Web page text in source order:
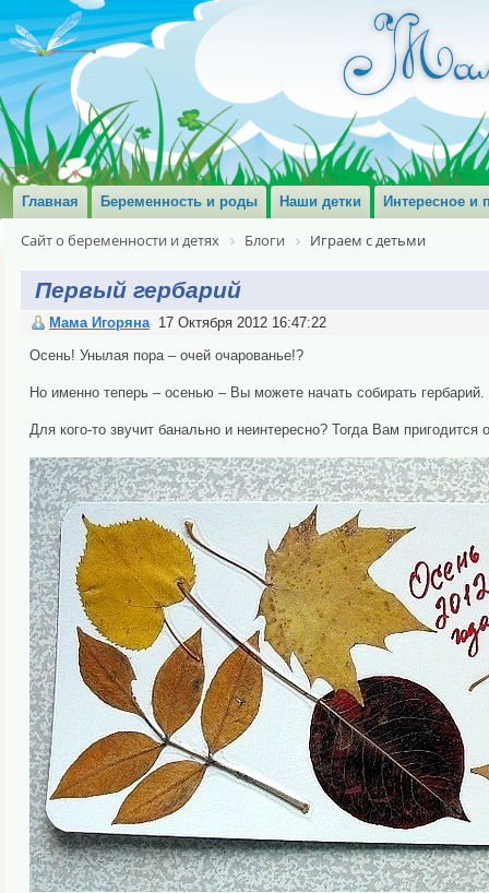
Главная Беременность и роды Наши детки Интересное и
Сайт о беременности и детях Блоги Играем с детьми
Первый гербарий
Мама Игоряна 17 Октября 2012 16:47:22
Осень! Унылая пора – очей очарованье!?
Но именно теперь – осенью – Вы можете начать собирать гербарий.
Для кого-то звучит банально и неинтересно? Тогда Вам